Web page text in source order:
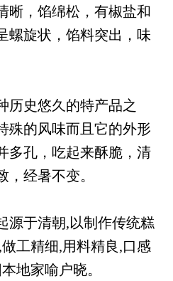
晰，馅绵松，有椒盐和
螺旋状，馅料突出，味
史悠久的特产品之
殊的风味而且它的外形
多孔，吃起来酥脆，清
经暑不变。
于清朝,以制作传统糕
工精细,用料精良,口感
地家喻户晓。